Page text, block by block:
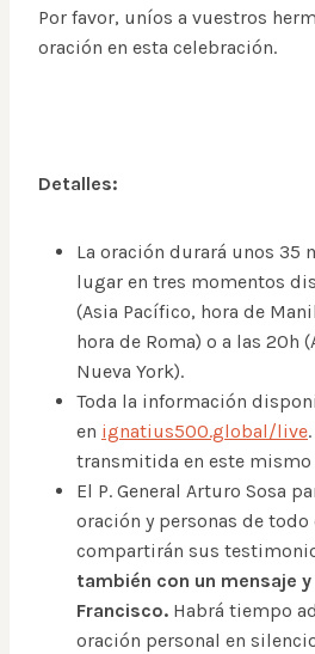
Por favor, uníos a vuestros
oración en esta celebración.
Detalles:
La oración durará unos 35
lugar en tres momentos
(Asia Pacífico, hora de
hora de Roma) o a las 20h
Nueva York).
Toda la información
en ignatius500.global/live
transmitida en este mismo
El P. General Arturo Sosa
oración y personas de
compartirán sus
también con un mensaje
Francisco. Habrá tiempo
oración personal en